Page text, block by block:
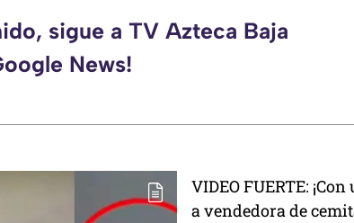
sigue a TV Azteca Baja
News!
VIDEO FUERTE:
a vendedora de